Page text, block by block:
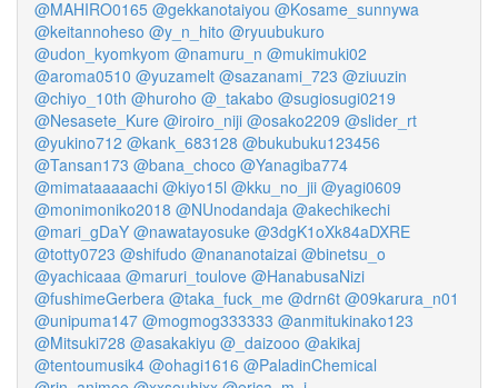
@MAHIRO0165 @gekkanotaiyou @Kosame_sunnywa
@keitannoheso @y_n_hito @ryuubukuro
@udon_kyomkyom @namuru_n @mukimuki02
@aroma0510 @yuzamelt @sazanami_723 @ziuuzin
@chiyo_10th @huroho @_takabo @sugiosugi0219
@Nesasete_Kure @iroiro_niji @osako2209 @slider_rt
@yukino712 @kank_683128 @bukubuku123456
@Tansan173 @bana_choco @Yanagiba774
@mimataaaaachi @kiyo15l @kku_no_jii @yagi0609
@monimoniko2018 @NUnodandaja @akechikechi
@mari_gDaY @nawatayosuke @3dgK1oXk84aDXRE
@totty0723 @shifudo @nananotaizai @binetsu_o
@yachicaaa @maruri_toulove @HanabusaNizi
@fushimeGerbera @taka_fuck_me @drn6t @09karura_n01
@unipuma147 @mogmog333333 @anmitukinako123
@Mitsuki728 @asakakiyu @_daizooo @akikaj
@tentoumusik4 @ohagi1616 @PaladinChemical